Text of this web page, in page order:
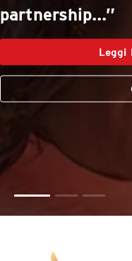
partnership...”
Leggi